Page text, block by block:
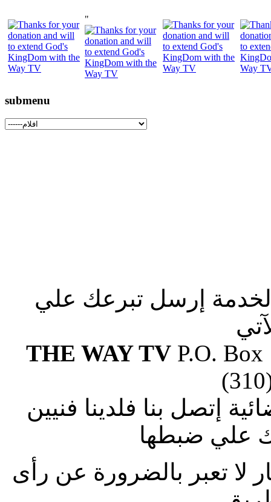
"
submenu
إرسل تبرعك علي
THE WAY TVP.O. Box
إتصل بنا فلدينا فنيين
علي ضبطها
لا تعبر بالضرورة عن رأى